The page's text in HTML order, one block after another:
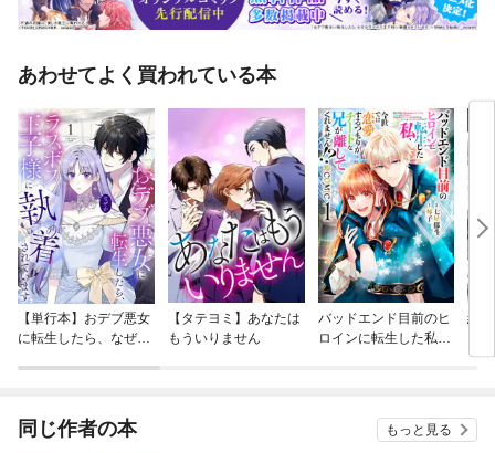
あわせてよく買われている本
【単行本】おデブ悪女
に転生したら、なぜか
【タテヨミ】あなたは
もういりません
バッドエンド目前のヒ
ロインに転生した私、
結
同じ作者の本 もっと見る